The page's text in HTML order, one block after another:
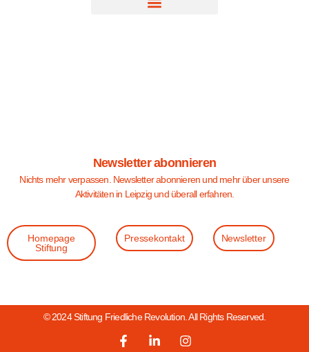
Newsletter abonnieren
Nichts mehr verpassen. Newsletter abonnieren und mehr über unsere
Aktivitäten in Leipzig und überall erfahren.
Homepage
Stiftung
Pressekontakt Newsletter
© 2024 Stiftung Friedliche Revolution. All Rights Reserved.